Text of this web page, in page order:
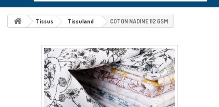
Tissus Tissuland COTON NADINE 112 GSM